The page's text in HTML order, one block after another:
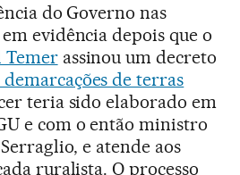
do Governo nas
evidência depois que o
Temerassinou um decreto
de terras
teria sido elaborado em
e com o então ministro
e atende aos
ruralista. O processo